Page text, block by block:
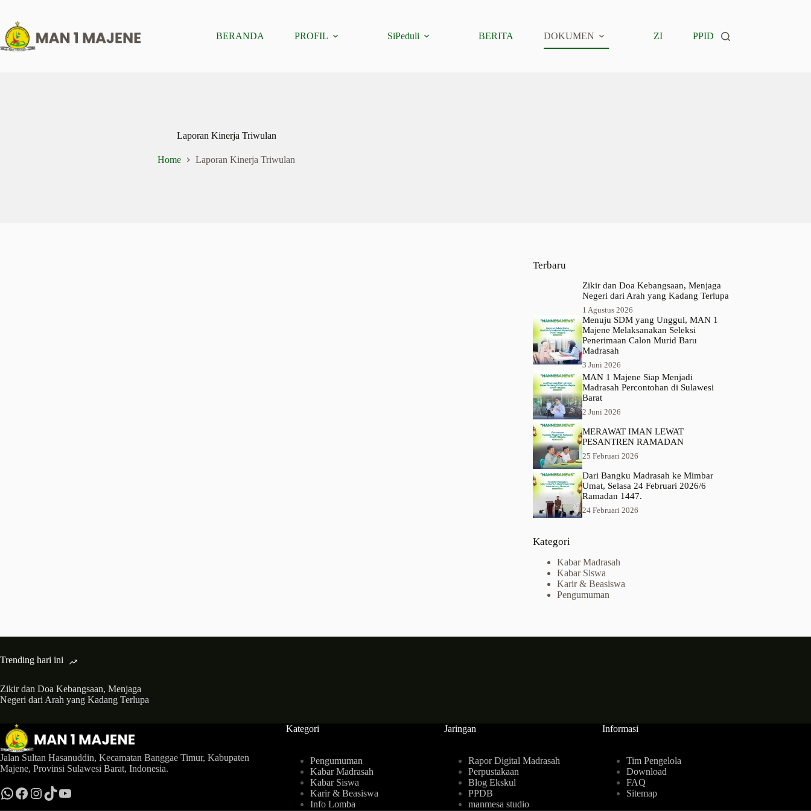
content
BERANDA
PROFIL SiPeduli BERITA DOKUMEN ZI PPID
Laporan Kinerja Triwulan
Home Laporan Kinerja Triwulan
Terbaru
Zikir dan Doa Kebangsaan, Menjaga
Negeri dari Arah yang Kadang Terlupa
1 Agustus 2026
Menuju SDM yang Unggul, MAN 1
Majene Melaksanakan Seleksi
Penerimaan Calon Murid Baru
Madrasah
3 Juni 2026
MAN 1 Majene Siap Menjadi
Madrasah Percontohan di Sulawesi
Barat
2 Juni 2026
MERAWAT IMAN LEWAT
PESANTREN RAMADAN
25 Februari 2026
Dari Bangku Madrasah ke Mimbar
Umat, Selasa 24 Februari 2026/6
Ramadan 1447.
24 Februari 2026
Kategori
Kabar Madrasah
Kabar Siswa
Karir & Beasiswa
Pengumuman
Trending hari ini
Zikir dan Doa Kebangsaan, Menjaga
Negeri dari Arah yang Kadang Terlupa
Jalan Sultan Hasanuddin, Kecamatan Banggae Timur, Kabupaten
Majene, Provinsi Sulawesi Barat, Indonesia.
WhatsApp
MAN 1 Majene NewsInstagram
TikTok
YouTube
Kategori
Pengumuman
Kabar Madrasah
Kabar Siswa
Karir & Beasiswa
Info Lomba
Jaringan
Rapor Digital Madrasah
Perpustakaan
Blog Ekskul
PPDB
manmesa studio
Informasi
Tim Pengelola
Download
FAQ
Sitemap